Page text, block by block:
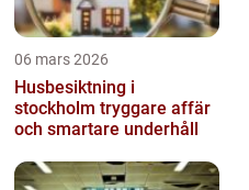
06 mars 2026
Husbesiktning i
stockholm tryggare affär
och smartare underhåll